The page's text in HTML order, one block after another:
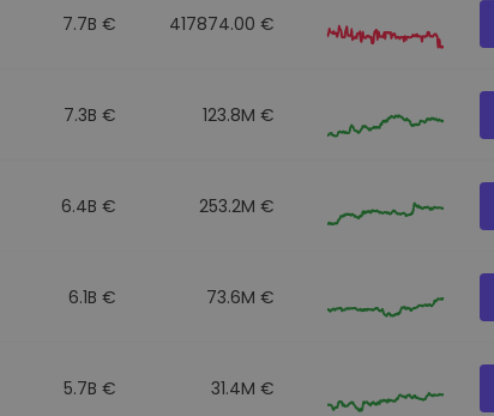
7.7B € 417874.00 €
7.3B € 123.8M €
6.4B € 253.2M €
6.1B € 73.6M €
5.7B € 31.4M €